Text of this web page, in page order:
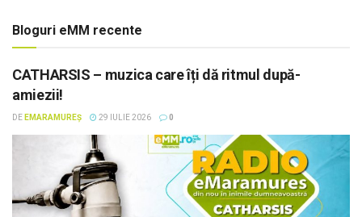
Bloguri eMM recente
CATHARSIS – muzica care îți dă ritmul după-
amiezii!
DE EMARAMUREȘ 29 IULIE 2026 0